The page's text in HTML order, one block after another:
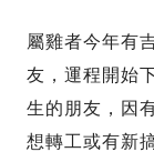
屬雞者今年有
友，運程開始
生的朋友，因
想轉工或有新